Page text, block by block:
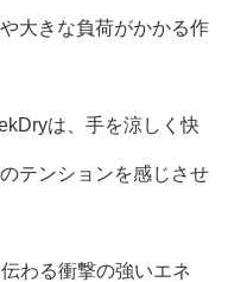
大きな負荷がかかる作
は、手を涼しく快
テンションを感じさせ
わる衝撃の強いエネ